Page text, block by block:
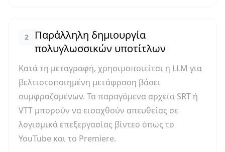
2
Παράλληλη δημιουργία
πολυγλωσσικών υποτίτλων
Κατά τη μεταγραφή, χρησιμοποιείται η LLM για
βελτιστοποιημένη μετάφραση βάσει
συμφραζομένων. Τα παραγόμενα αρχεία SRT ή
VTT μπορούν να εισαχθούν απευθείας σε
λογισμικά επεξεργασίας βίντεο όπως το
YouTube και το Premiere.